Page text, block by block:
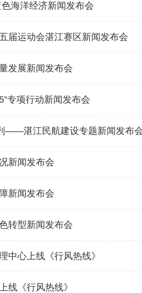
海洋经济新闻发布会
届运动会湛江赛区新闻发布会
发展新闻发布会
专项行动新闻发布会
——湛江民航建设专题新闻发布
新闻发布会
新闻发布会
转型新闻发布会
中心上线《行风热线》
线《行风热线》